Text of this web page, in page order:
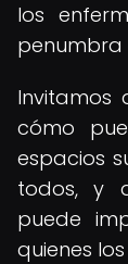
los
penumbra
Invitamos
cómo
espacios
todos, y
puede
quienes